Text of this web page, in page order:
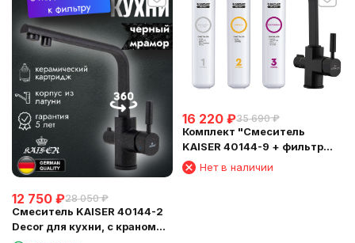
12 750 ₽28 050 ₽
Смеситель KAISER 40144-2
Decor для кухни, с краном
16 220 ₽35 690 ₽
Комплект "Cмеситель
KAISER 40144-9 + фильтр
Барьер"
Нет в наличии